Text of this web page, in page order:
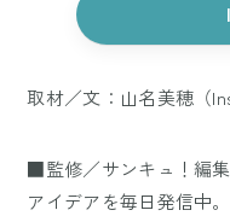
取材／文：山名美穂（
■監修／サンキュ！編
アイデアを毎日発信中